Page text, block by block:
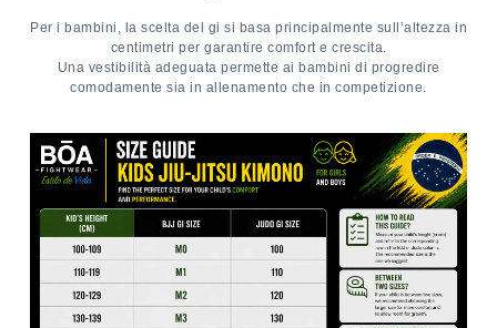
Per i bambini, la scelta del gi si basa principalmente sull’altezza in
centimetri per garantire comfort e crescita.
Una vestibilità adeguata permette ai bambini di progredire
comodamente sia in allenamento che in competizione.